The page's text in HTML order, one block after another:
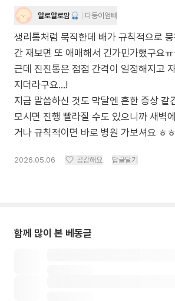
알로알로맘 다둥이엄빠
생리통처럼 묵직한데 배가 규칙적으로
간 재보면 또 애매해서 긴가민가했구요
근데 진진통은 점점 간격이 일정해지고
지더라구요…!
지금 말씀하신 것도 막달엔 흔한 증상 같
모시면 진행 빨라질 수도 있으니까 새벽
거나 규칙적이면 바로 병원 가보셔요 ㅎ
2026.05.06 공감해요 답글달기
함께 많이 본 베동글